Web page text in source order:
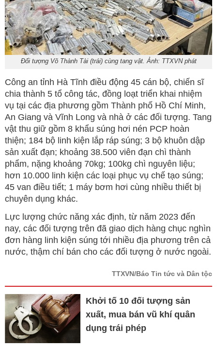
Đối tượng Võ Thành Tài (trái) cùng tang vật. Ảnh: TTXVN phát
Công an tỉnh Hà Tĩnh điều động 45 cán bộ, chiến sĩ
chia thành 5 tổ công tác, đồng loạt triển khai nhiệm
vụ tại các địa phương gồm Thành phố Hồ Chí Minh,
An Giang và Vĩnh Long và nhà ở các đối tượng. Tang
vật thu giữ gồm 8 khẩu súng hơi nén PCP hoàn
thiện; 184 bộ linh kiện lắp ráp súng; 3 bộ khuôn dập
sản xuất đạn; khoảng 38.500 viên đạn chì thành
phẩm, nặng khoảng 70kg; 100kg chì nguyên liệu;
hơn 10.000 linh kiện các loại phục vụ chế tạo súng;
45 van điều tiết; 1 máy bơm hơi cùng nhiều thiết bị
chuyên dụng khác.
Lực lượng chức năng xác định, từ năm 2023 đến
nay, các đối tượng trên đã giao dịch hàng chục nghìn
đơn hàng linh kiện súng tới nhiều địa phương trên cả
nước, thậm chí bán cho các đối tượng ở nước ngoài.
TTXVN/Báo Tin tức và Dân tộc
Khởi tố 10 đối tượng sản
xuất, mua bán vũ khí quân
dụng trái phép